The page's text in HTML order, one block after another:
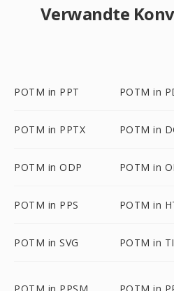
Verwandte
POTM in PPT POTM in
POTM in PPTX POTM in
POTM in ODP POTM in
POTM in PPS POTM in
POTM in SVG POTM in
POTM in PPSM POTM in